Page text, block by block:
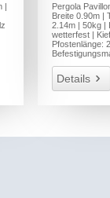
|
Pergola
Breite 0.90m |
2.14m | 50kg |
wetterfest |
Pfostenlänge:
Details